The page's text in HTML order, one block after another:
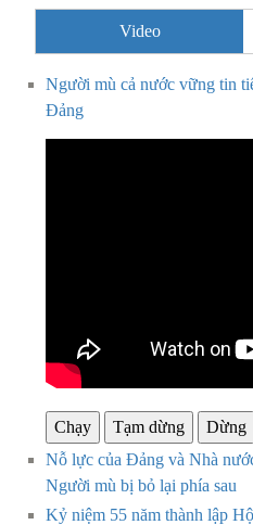
Video
Người mù cả nước vững tin
Đảng
Chạy Tạm dừng
Dừng
Nỗ lực của Đảng và Nhà
Người mù bị bỏ lại phía sau
Kỷ niệm 55 năm thành lập